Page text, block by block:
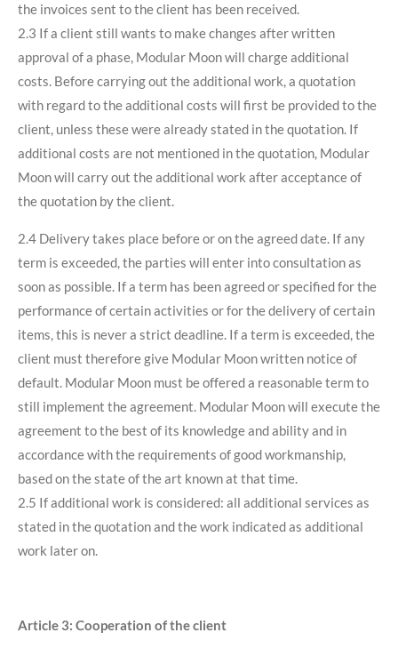
the invoices sent to the client has been received.
2.3 If a client still wants to make changes after written
approval of a phase, Modular Moon will charge additional
costs. Before carrying out the additional work, a quotation
with regard to the additional costs will first be provided to the
client, unless these were already stated in the quotation. If
additional costs are not mentioned in the quotation, Modular
Moon will carry out the additional work after acceptance of
the quotation by the client.
2.4 Delivery takes place before or on the agreed date. If any
term is exceeded, the parties will enter into consultation as
soon as possible. If a term has been agreed or specified for the
performance of certain activities or for the delivery of certain
items, this is never a strict deadline. If a term is exceeded, the
client must therefore give Modular Moon written notice of
default. Modular Moon must be offered a reasonable term to
still implement the agreement. Modular Moon will execute the
agreement to the best of its knowledge and ability and in
accordance with the requirements of good workmanship,
based on the state of the art known at that time.
2.5 If additional work is considered: all additional services as
stated in the quotation and the work indicated as additional
work later on.
Article 3: Cooperation of the client